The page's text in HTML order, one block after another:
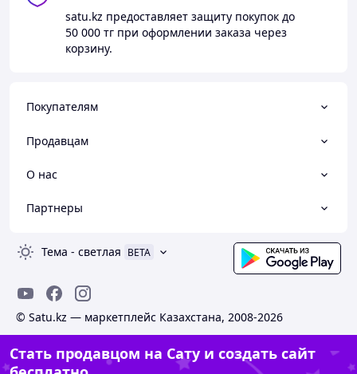
satu.kz предоставляет защиту покупок до
50 000 тг при оформлении заказа через
корзину.
Покупателям
Продавцам
О нас
Партнеры
Тема - светлая BETA
© Satu.kz — маркетплейс Казахстана, 2008-2026
Стать продавцом на Сату и создать сайт